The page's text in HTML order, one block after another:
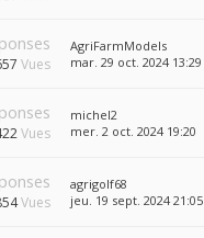
Vues
AgriFarmModels
mar. 29 oct. 2024 13:29
Vues
michel2
mer. 2 oct. 2024 19:20
Vues
agrigolf68
jeu. 19 sept. 2024 21:05